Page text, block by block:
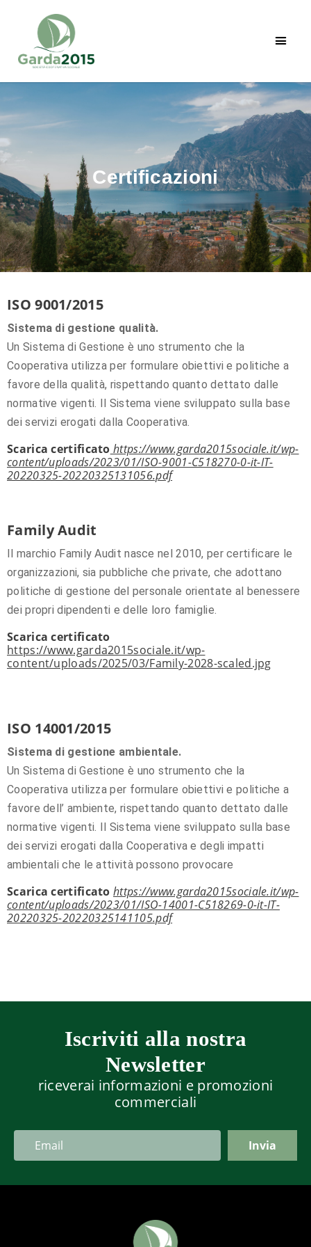
Certificazioni
ISO 9001/2015
Sistema di gestione qualità.
Un Sistema di Gestione è uno strumento che la
Cooperativa utilizza per formulare obiettivi e politiche a
favore della qualità, rispettando quanto dettato dalle
normative vigenti. Il Sistema viene sviluppato sulla base
dei servizi erogati dalla Cooperativa.
Scarica certificato https://www.garda2015sociale.it/wp-
content/uploads/2023/01/ISO-9001-C518270-0-it-IT-
20220325-20220325131056.pdf
Family Audit
Il marchio Family Audit nasce nel 2010, per certificare le
organizzazioni, sia pubbliche che private, che adottano
politiche di gestione del personale orientate al benessere
dei propri dipendenti e delle loro famiglie.
Scarica certificato
https://www.garda2015sociale.it/wp-
content/uploads/2025/03/Family-2028-scaled.jpg
ISO 14001/2015
Sistema di gestione ambientale.
Un Sistema di Gestione è uno strumento che la
Cooperativa utilizza per formulare obiettivi e politiche a
favore dell’ ambiente, rispettando quanto dettato dalle
normative vigenti. Il Sistema viene sviluppato sulla base
dei servizi erogati dalla Cooperativa e degli impatti
ambientali che le attività possono provocare
Scarica certificato https://www.garda2015sociale.it/wp-
content/uploads/2023/01/ISO-14001-C518269-0-it-IT-
20220325-20220325141105.pdf
Iscriviti alla nostra
Newsletter
riceverai informazioni e promozioni
commerciali